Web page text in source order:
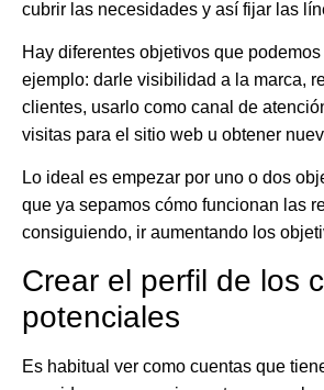
cubrir las necesidades y así fijar las
Hay diferentes objetivos que
ejemplo: darle visibilidad a la marca,
clientes, usarlo como canal de
visitas para el sitio web u obtener
Lo ideal es empezar por uno o dos
que ya sepamos cómo funcionan las
consiguiendo, ir aumentando los
Crear el perfil de los
potenciales
Es habitual ver como cuentas que